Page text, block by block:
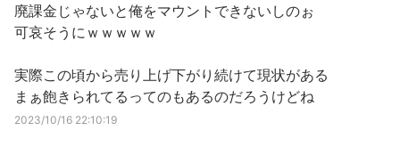
廃課金じゃないと俺をマウントできないしのぉ
可哀そうにｗｗｗｗｗ
実際この頃から売り上げ下がり続けて現状がある
まぁ飽きられてるってのもあるのだろうけどね
2023/10/16 22:10:19